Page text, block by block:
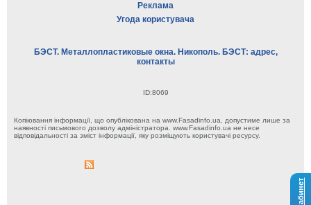
Реклама
Угода користувача
БЭСТ. Металлопластиковые окна. Никополь. БЭСТ: адрес,
контакты
ID:8069
Копіювання інформації, що опублікована на www.Fasadinfo.ua, допустиме лише за
наявності письмового дозволу адміністратора. www.Fasadinfo.ua не несе
відповідальності за зміст інформації, яку розміщують користувачі ресурсу.